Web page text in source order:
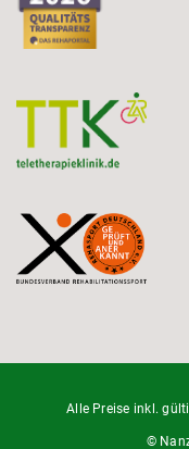
Alle Preise inkl.
©